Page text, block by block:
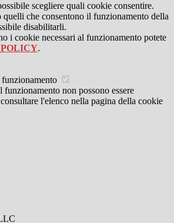
scegliere quali cookie consentire.
quelli che consentono il funzionamento della
disabilitarli.
i cookie necessari al funzionamento potete
.
funzionamento non possono essere
l'elenco nella pagina della cookie